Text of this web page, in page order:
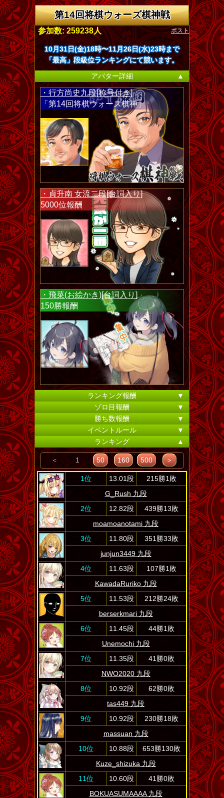
第14回将棋ウォーズ棋神戦
ポスト
参加数: 259238人
10月31日(金)18時〜11月26日(水)23時まで
「最高」段級位ランキングにて競います。
アバター詳細
▲
・行方尚史九段[称号付き]
「第14回将棋ウォーズ棋神」
・貞升南 女流二段[台詞入り]
5000位報酬
・飛菜(お絵かき)[台詞入り]
150勝報酬
ランキング報酬
▼
ゾロ目報酬
▼
勝ち数報酬
▼
イベントルール
▼
ランキング
▲
＜ 1 50 160 500 ＞
1位 13.01段
215勝1敗
G_Rush 九段
2位
12.82段
439勝13敗
moamoanotami 九段
3位
11.80段
351勝33敗
junjun3449 九段
4位
11.63段
107勝1敗
KawadaRuriko 九段
5位
11.53段
212勝24敗
berserkmari 九段
6位
11.45段
44勝1敗
Unemochi 九段
7位
11.35段
41勝0敗
NWO2020 九段
8位
10.92段
62勝0敗
tas449 九段
9位
10.92段
230勝18敗
massuan 九段
10位
10.88段
653勝130敗
Kuze_shizuka 九段
11位
10.60段
41勝0敗
BOKUASUMAAAA 九段